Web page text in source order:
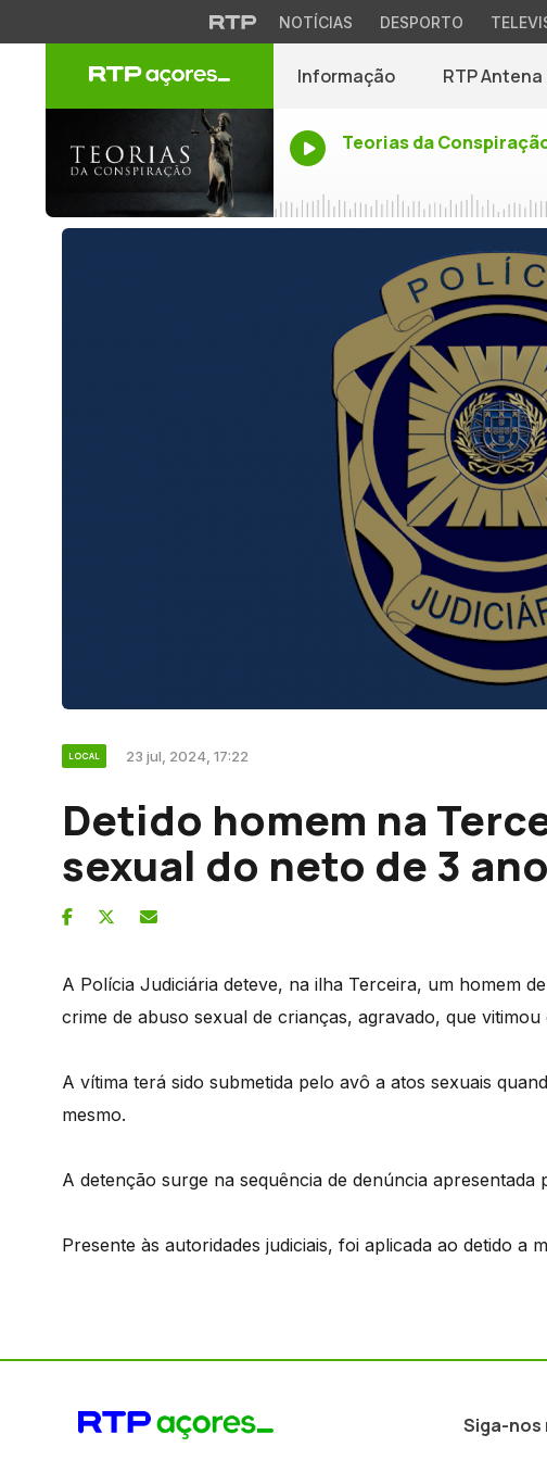
NOTÍCIAS DESPORTO
Informação RTP Antena
Teorias da
LOCAL 23 jul, 2024, 17:22
Detido homem na
sexual do neto de 3
A Polícia Judiciária deteve, na ilha Terceira, um homem
crime de abuso sexual de crianças, agravado, que
A vítima terá sido submetida pelo avô a atos sexuais
mesmo.
A detenção surge na sequência de denúncia apresentada
Presente às autoridades judiciais, foi aplicada ao detido a
Siga-nos